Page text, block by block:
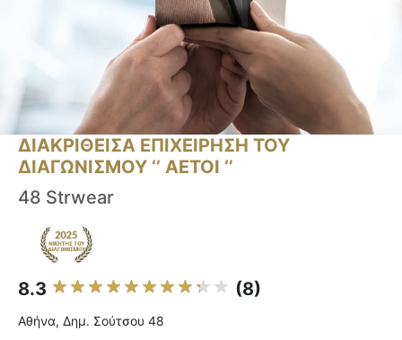
ΔΙΑΚΡΙΘΕΙΣΑ ΕΠΙΧΕΙΡΗΣΗ ΤΟΥ
ΔΙΑΓΩΝΙΣΜΟΥ ‘’ ΑΕΤΟΙ ‘’
48 Strwear
8.3 (8)
Αθήνα, Δημ. Σούτσου 48